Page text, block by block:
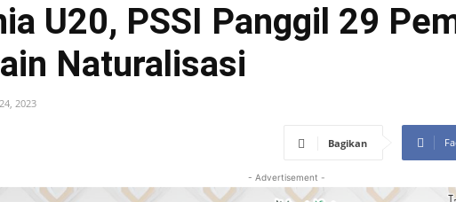
U20, PSSI Panggil 29
Naturalisasi
2023
Bagikan
- Advertisement -